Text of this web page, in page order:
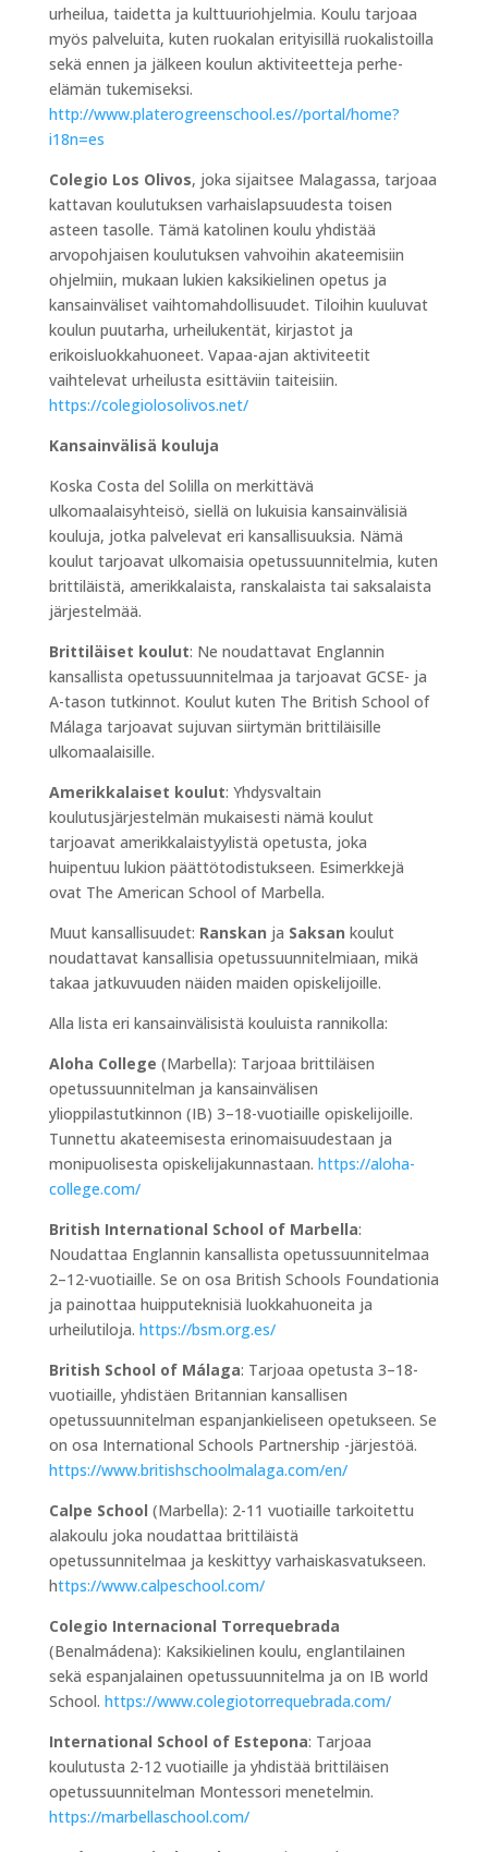
urheilua, taidetta ja kulttuuriohjelmia. Koulu tarjoaa
myös palveluita, kuten ruokalan erityisillä ruokalistoilla
sekä ennen ja jälkeen koulun aktiviteetteja perhe-
elämän tukemiseksi.
http://www.platerogreenschool.es//portal/home?
i18n=es
Colegio Los Olivos, joka sijaitsee Malagassa, tarjoaa
kattavan koulutuksen varhaislapsuudesta toisen
asteen tasolle. Tämä katolinen koulu yhdistää
arvopohjaisen koulutuksen vahvoihin akateemisiin
ohjelmiin, mukaan lukien kaksikielinen opetus ja
kansainväliset vaihtomahdollisuudet. Tiloihin kuuluvat
koulun puutarha, urheilukentät, kirjastot ja
erikoisluokkahuoneet. Vapaa-ajan aktiviteetit
vaihtelevat urheilusta esittäviin taiteisiin.
https://colegiolosolivos.net/
Kansainvälisä kouluja
Koska Costa del Solilla on merkittävä
ulkomaalaisyhteisö, siellä on lukuisia kansainvälisiä
kouluja, jotka palvelevat eri kansallisuuksia. Nämä
koulut tarjoavat ulkomaisia opetussuunnitelmia, kuten
brittiläistä, amerikkalaista, ranskalaista tai saksalaista
järjestelmää.
Brittiläiset koulut: Ne noudattavat Englannin
kansallista opetussuunnitelmaa ja tarjoavat GCSE- ja
A-tason tutkinnot. Koulut kuten The British School of
Málaga tarjoavat sujuvan siirtymän brittiläisille
ulkomaalaisille.
Amerikkalaiset koulut: Yhdysvaltain
koulutusjärjestelmän mukaisesti nämä koulut
tarjoavat amerikkalaistyylistä opetusta, joka
huipentuu lukion päättötodistukseen. Esimerkkejä
ovat The American School of Marbella.
Muut kansallisuudet: Ranskan ja Saksan koulut
noudattavat kansallisia opetussuunnitelmiaan, mikä
takaa jatkuvuuden näiden maiden opiskelijoille.
Alla lista eri kansainvälisistä kouluista rannikolla:
Aloha College (Marbella): Tarjoaa brittiläisen
opetussuunnitelman ja kansainvälisen
ylioppilastutkinnon (IB) 3–18-vuotiaille opiskelijoille.
Tunnettu akateemisesta erinomaisuudestaan ja
monipuolisesta opiskelijakunnastaan. https://aloha-
college.com/
British International School of Marbella:
Noudattaa Englannin kansallista opetussuunnitelmaa
2–12-vuotiaille. Se on osa British Schools Foundationia
ja painottaa huipputeknisiä luokkahuoneita ja
urheilutiloja. https://bsm.org.es/
British School of Málaga: Tarjoaa opetusta 3–18-
vuotiaille, yhdistäen Britannian kansallisen
opetussuunnitelman espanjankieliseen opetukseen. Se
on osa International Schools Partnership -järjestöä.
https://www.britishschoolmalaga.com/en/
Calpe School (Marbella): 2-11 vuotiaille tarkoitettu
alakoulu joka noudattaa brittiläistä
opetussunnitelmaa ja keskittyy varhaiskasvatukseen.
https://www.calpeschool.com/
Colegio Internacional Torrequebrada
(Benalmádena): Kaksikielinen koulu, englantilainen
sekä espanjalainen opetussuunnitelma ja on IB world
School. https://www.colegiotorrequebrada.com/
International School of Estepona: Tarjoaa
koulutusta 2-12 vuotiaille ja yhdistää brittiläisen
opetussuunnitelman Montessori menetelmin.
https://marbellaschool.com/